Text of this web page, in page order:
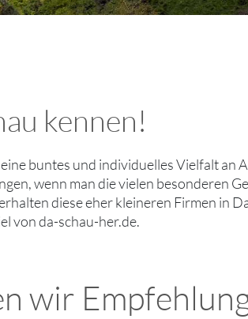
kennen!
buntes und individuelles Vielfalt an
wenn man die vielen besonderen
diese eher kleineren Firmen in
von da-schau-her.de.
wir